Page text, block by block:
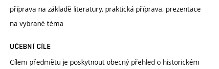
příprava na základě literatury, praktická příprava, prezentace
na vybrané téma
UČEBNÍ CÍLE
Cílem předmětu je poskytnout obecný přehled o historickém